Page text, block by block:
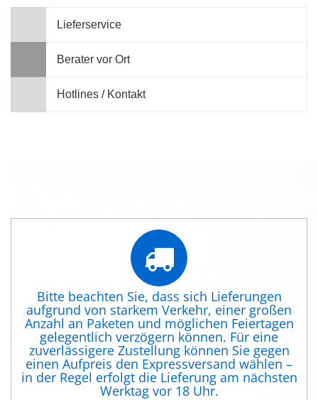
Lieferservice
Berater vor Ort
Hotlines / Kontakt
Bitte beachten Sie, dass sich Lieferungen
aufgrund von starkem Verkehr, einer großen
Anzahl an Paketen und möglichen Feiertagen
gelegentlich verzögern können. Für eine
zuverlässigere Zustellung können Sie gegen
einen Aufpreis den Expressversand wählen –
in der Regel erfolgt die Lieferung am nächsten
Werktag vor 18 Uhr.